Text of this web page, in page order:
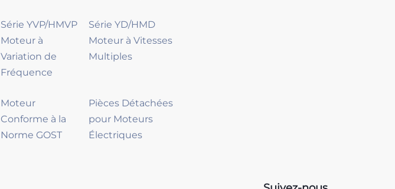
Série YVP/HMVP
Moteur à
Variation de
Fréquence
Série YD/HMD
Moteur à Vitesses
Multiples
Moteur
Conforme à la
Norme GOST
Pièces Détachées
pour Moteurs
Électriques